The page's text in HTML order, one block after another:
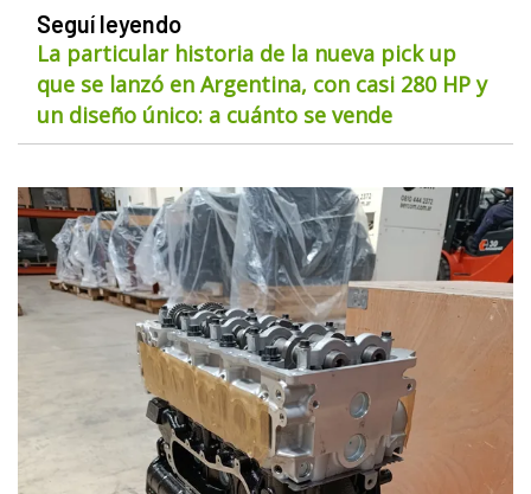
Seguí leyendo
La particular historia de la nueva pick up
que se lanzó en Argentina, con casi 280 HP y
un diseño único: a cuánto se vende